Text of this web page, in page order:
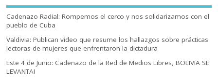
Cadenazo Radial: Rompemos el cerco y nos solidarizamos con el
pueblo de Cuba
Valdivia: Publican video que resume los hallazgos sobre prácticas
lectoras de mujeres que enfrentaron la dictadura
Este 4 de Junio: Cadenazo de la Red de Medios Libres, BOLIVIA SE
LEVANTA!